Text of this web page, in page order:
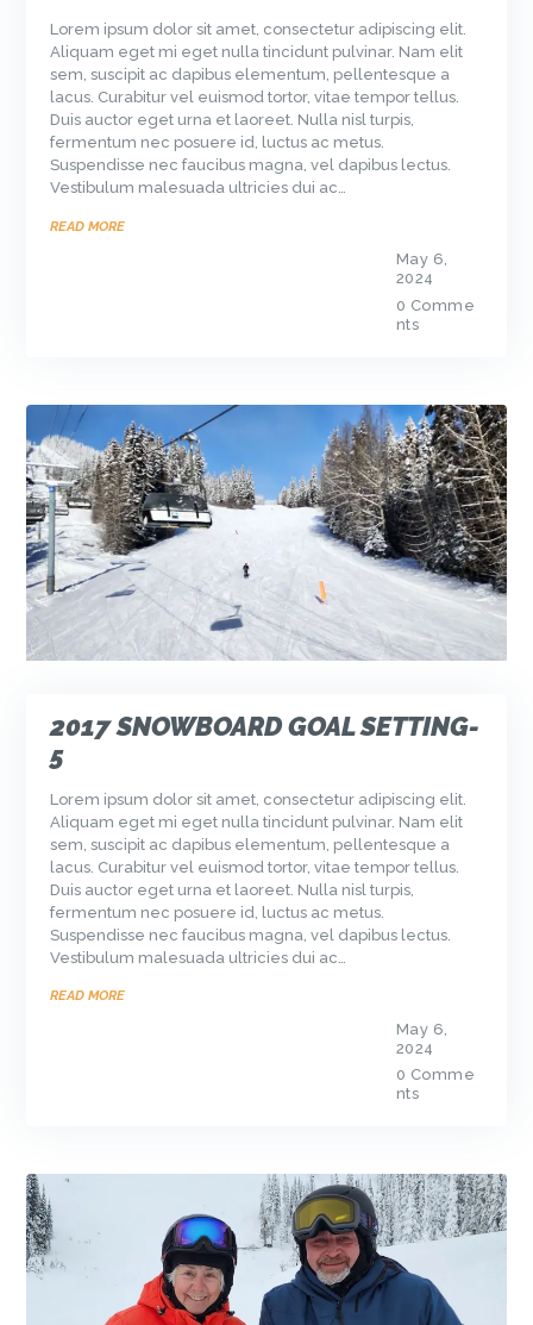
Lorem ipsum dolor sit amet, consectetur adipiscing elit.
Aliquam eget mi eget nulla tincidunt pulvinar. Nam elit
sem, suscipit ac dapibus elementum, pellentesque a
lacus. Curabitur vel euismod tortor, vitae tempor tellus.
Duis auctor eget urna et laoreet. Nulla nisl turpis,
fermentum nec posuere id, luctus ac metus.
Suspendisse nec faucibus magna, vel dapibus lectus.
Vestibulum malesuada ultricies dui ac…
READ MORE
May 6,
2024
0 Comme
nts
2017 SNOWBOARD GOAL SETTING-
5
Lorem ipsum dolor sit amet, consectetur adipiscing elit.
Aliquam eget mi eget nulla tincidunt pulvinar. Nam elit
sem, suscipit ac dapibus elementum, pellentesque a
lacus. Curabitur vel euismod tortor, vitae tempor tellus.
Duis auctor eget urna et laoreet. Nulla nisl turpis,
fermentum nec posuere id, luctus ac metus.
Suspendisse nec faucibus magna, vel dapibus lectus.
Vestibulum malesuada ultricies dui ac…
READ MORE
May 6,
2024
0 Comme
nts